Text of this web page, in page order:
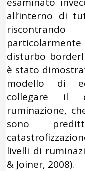
all’interno di
disturbo
è stato
modello di
collegare il
ruminazione,
sono
livelli di
& Joiner, 2008).